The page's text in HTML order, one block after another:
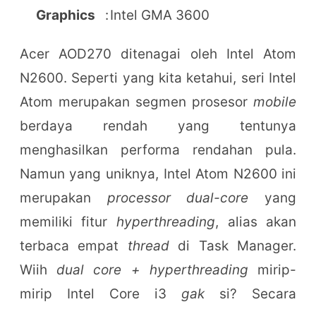
Graphics
:Intel GMA 3600
Acer AOD270 ditenagai oleh Intel Atom
N2600. Seperti yang kita ketahui, seri Intel
Atom merupakan segmen prosesormobile
berdaya rendah yang tentunya
menghasilkan performa rendahan pula.
Namun yang uniknya, Intel Atom N2600 ini
merupakan processor dual-core yang
memiliki fitur hyperthreading, alias akan
terbaca empat thread di Task Manager.
Wiih dual core + hyperthreading mirip-
mirip Intel Core i3 gaksi? Secara